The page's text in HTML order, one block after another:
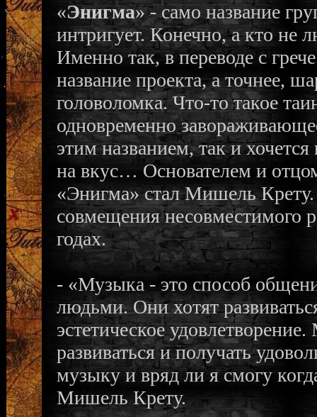
«Энигма» - само название
интригует. Конечно, а кто не
Именно так, в переводе с
название проекта, а точнее,
головоломка. Что-то такое
одновременно
этим названием, так и хочется
на вкус… Основателем и
«Энигма» стал Мишель Крету.
совмещения несовместимого
годах.
- «Музыка - это способ
людьми. Они хотят
эстетическое
развиваться и получать
музыку и вряд ли я смогу
Мишель Крету.